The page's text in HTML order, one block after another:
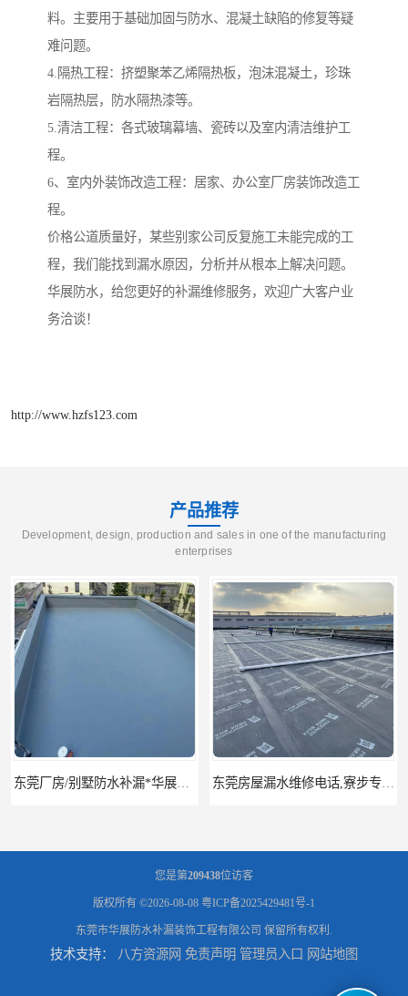
料。主要用于基础加固与防水、混凝土缺陷的修复等疑
难问题。
4.隔热工程：挤塑聚苯乙烯隔热板，泡沫混凝土，珍珠
岩隔热层，防水隔热漆等。
5.清洁工程：各式玻璃幕墙、瓷砖以及室内清洁维护工
程。
6、室内外装饰改造工程：居家、办公室厂房装饰改造工
程。
价格公道质量好，某些别家公司反复施工未能完成的工
程，我们能找到漏水原因，分析并从根本上解决问题。
华展防水，给您更好的补漏维修服务，欢迎广大客户业
务洽谈！
http://www.hzfs123.com
产品推荐
Development, design, production and sales in one of the manufacturing
enterprises
您是第209438位访客
版权所有 ©2026-08-08 粤ICP备2025429481号-1
东莞市华展防水补漏装饰工程有限公司 保留所有权利.
技术支持： 八方资源网 免责声明 管理员入口 网站地图